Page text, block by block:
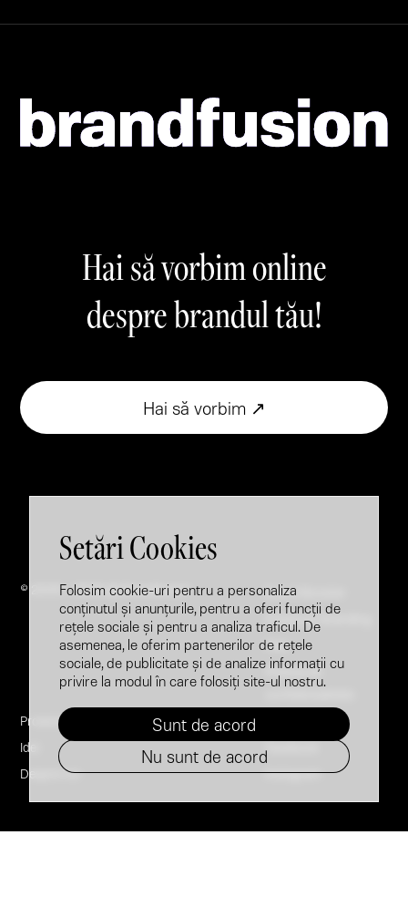
Setări Cookies
Folosim cookie-uri pentru a personaliza
conținutul și anunțurile, pentru a oferi funcții de
rețele sociale și pentru a analiza traficul. De
asemenea, le oferim partenerilor de rețele
sociale, de publicitate și de analize informații cu
privire la modul în care folosiți site-ul nostru.
Sunt de acord
Nu sunt de acord
Hai să vorbim online
despre brandul tău!
Hai să vorbim ↗
© 2005 - 2026 @ Brandfusion
Proiecte
Idei
Despre noi
Brand Booster
Employer Branding
FAQ
Politica de
Facebook
Instagram